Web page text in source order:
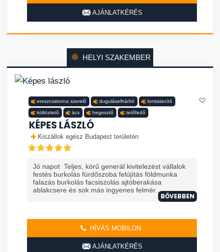
AJÁNLATKÉRÉS
HELYI SZAKEMBER
ereszcsatorna szerelő duguláselhárító lomtalanító
költöztető ács hegesztő tetőfedő
KÉPES LÁSZLÓ
Kiszállok egész Budapest területén
Jó napot Teljes, körű generál kivitelezést vállalok
festés burkolás fürdőszoba felújítás földmunka
falazás burkolás facsiszolás ajtóberakása
ablakcsere és sok más ingyenes felmér...
BŐVEBBEN
HÍVÁS MOBILON
AJÁNLATKÉRÉS